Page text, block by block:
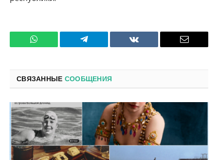
WhatsApp Телеграмм ВКонтакте
СВЯЗАННЫЕ СООБЩЕНИЯ